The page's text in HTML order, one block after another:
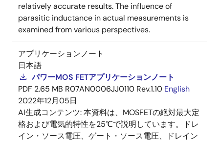
relatively accurate results. The influence of
parasitic inductance in actual measurements is
examined from various perspectives.
アプリケーションノート
日本語
パワーMOS FETアプリケーションノート
PDF 2.65 MB R07AN0006JJ0110 Rev.1.10 English
2022年12月05日
AI生成コンテンツ:本資料は、MOSFETの絶対最大定
格および電気的特性を25℃で説明しています。ドレ
イン・ソース電圧、ゲート・ソース電圧、ドレイン